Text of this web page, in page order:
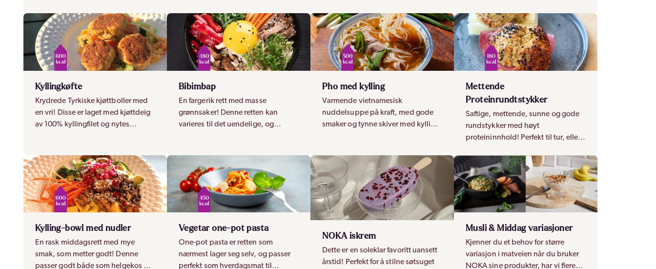
Kyllingkøfte
Krydrede Tyrkiske kjøttboller med
en vri! Disse er laget med kjøttdeig
av 100% kyllingfilet og nytes
Bibimbap
En fargerik rett med masse
grønnsaker! Denne retten kan
varieres til det uendelige, og
Pho med kylling
Varmende vietnamesisk
nuddelsuppe på kraft, med gode
smaker og tynne skiver med kylling.
Mettende
Proteinrundtstykker
Saftige, mettende, sunne og gode
rundstykker med høyt
proteininnhold! Perfekt til tur, eller i
familien.
Kylling-bowl med nudler
En rask middagsrett med mye
smak, som metter godt! Denne
passer godt både som helgekos og
Vegetar one-pot pasta
One-pot pasta er retten som
nærmest lager seg selv, og passer
perfekt som hverdagsmat til
NOKA iskrem
Dette er en soleklar favoritt uansett
årstid! Perfekt for å stilne søtsuget
Musli & Middag variasjoner
Kjenner du et behov for større
variasjon i matveien når du bruker
NOKA sine produkter, har vi flere